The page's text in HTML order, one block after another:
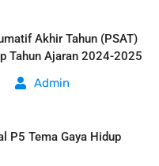
Akhir Tahun (PSAT)
Tahun Ajaran 2024-2025
Admin
P5 Tema Gaya Hidup